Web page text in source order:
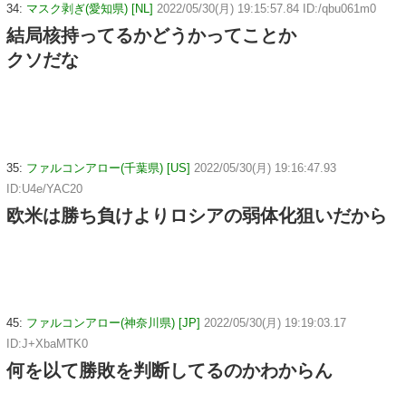
34: マスク剥ぎ(愛知県) [NL] 2022/05/30(月) 19:15:57.84 ID:/qbu061m0
結局核持ってるかどうかってことか
クソだな
35: ファルコンアロー(千葉県) [US] 2022/05/30(月) 19:16:47.93
ID:U4e/YAC20
欧米は勝ち負けよりロシアの弱体化狙いだから
45: ファルコンアロー(神奈川県) [JP] 2022/05/30(月) 19:19:03.17
ID:J+XbaMTK0
何を以て勝敗を判断してるのかわからん